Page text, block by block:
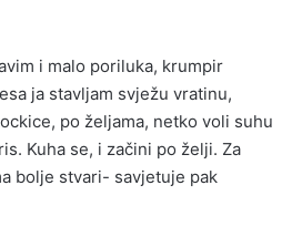
i malo poriluka, krumpir
ja stavljam svježu vratinu,
po željama, netko voli suhu
Kuha se, i začini po želji. Za
bolje stvari- savjetuje pak